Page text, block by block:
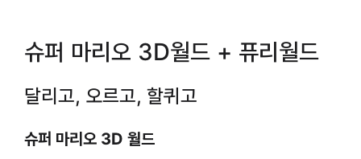
슈퍼 마리오 3D월드 + 퓨리월드
달리고, 오르고, 할퀴고
슈퍼 마리오 3D 월드